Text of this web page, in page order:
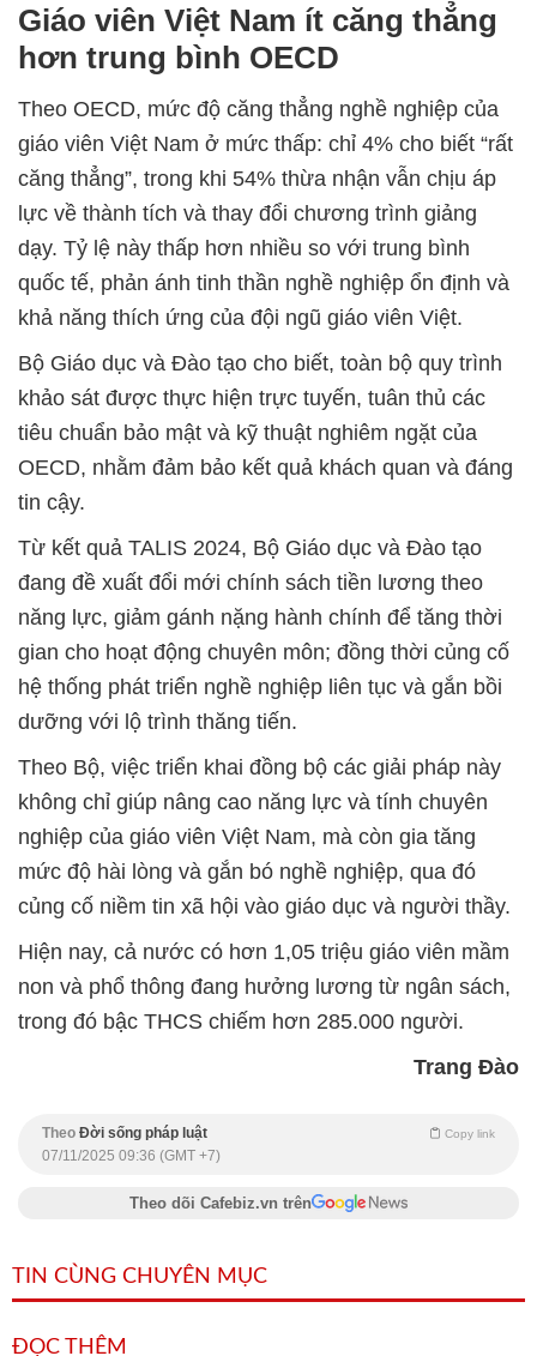
Giáo viên Việt Nam ít căng thẳng
hơn trung bình OECD
Theo OECD, mức độ căng thẳng nghề nghiệp của
giáo viên Việt Nam ở mức thấp: chỉ 4% cho biết “rất
căng thẳng”, trong khi 54% thừa nhận vẫn chịu áp
lực về thành tích và thay đổi chương trình giảng
dạy. Tỷ lệ này thấp hơn nhiều so với trung bình
quốc tế, phản ánh tinh thần nghề nghiệp ổn định và
khả năng thích ứng của đội ngũ giáo viên Việt.
Bộ Giáo dục và Đào tạo cho biết, toàn bộ quy trình
khảo sát được thực hiện trực tuyến, tuân thủ các
tiêu chuẩn bảo mật và kỹ thuật nghiêm ngặt của
OECD, nhằm đảm bảo kết quả khách quan và đáng
tin cậy.
Từ kết quả TALIS 2024, Bộ Giáo dục và Đào tạo
đang đề xuất đổi mới chính sách tiền lương theo
năng lực, giảm gánh nặng hành chính để tăng thời
gian cho hoạt động chuyên môn; đồng thời củng cố
hệ thống phát triển nghề nghiệp liên tục và gắn bồi
dưỡng với lộ trình thăng tiến.
Theo Bộ, việc triển khai đồng bộ các giải pháp này
không chỉ giúp nâng cao năng lực và tính chuyên
nghiệp của giáo viên Việt Nam, mà còn gia tăng
mức độ hài lòng và gắn bó nghề nghiệp, qua đó
củng cố niềm tin xã hội vào giáo dục và người thầy.
Hiện nay, cả nước có hơn 1,05 triệu giáo viên mầm
non và phổ thông đang hưởng lương từ ngân sách,
trong đó bậc THCS chiếm hơn 285.000 người.
Trang Đào
Theo Đời sống pháp luật Copy link
07/11/2025 09:36 (GMT +7)
Theo dõi Cafebiz.vn trên
TIN CÙNG CHUYÊN MỤC
ĐỌC THÊM